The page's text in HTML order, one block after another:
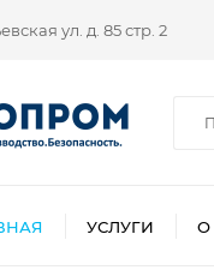
ул. д. 85 стр. 2
УСЛУГИ О